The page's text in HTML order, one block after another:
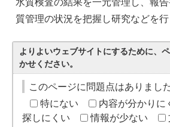
水質検査の結果を一元管理し、報
質管理の状況を把握し研究などを行
よりよいウェブサイトにするために、
かせください。
このページに問題点はありまし
特にない
内容が分かりに
探しにくい
情報が少ない